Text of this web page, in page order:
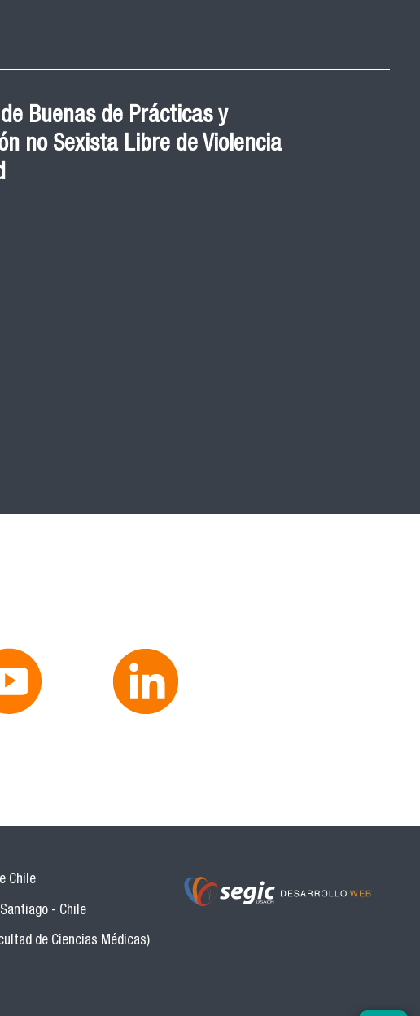
Buenas de Prácticas y
no Sexista Libre de Violencia
Chile
- Chile
de Ciencias Médicas)